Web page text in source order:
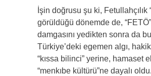
İşin doğrusu şu ki, Fetullahçılık
görüldüğü dönemde de, “FETÖ”
damgasını yedikten sonra da
Türkiye’deki egemen algı,
“kıssa bilinci” yerine, hamaset
“menkıbe kültürü”ne dayalı oldu.